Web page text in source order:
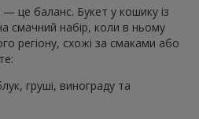
це баланс. Букет у кошику із
смачний набір, коли в ньому
регіону, схожі за смаками або
груші, винограду та